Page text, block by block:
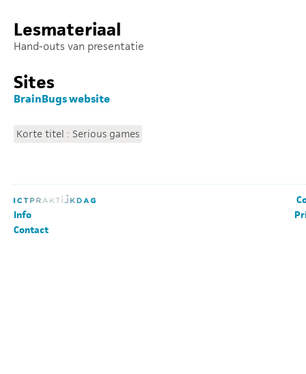
Lesmateriaal
Hand-outs van presentatie
Sites
BrainBugs website
Korte titel : Serious games
Info
Contact